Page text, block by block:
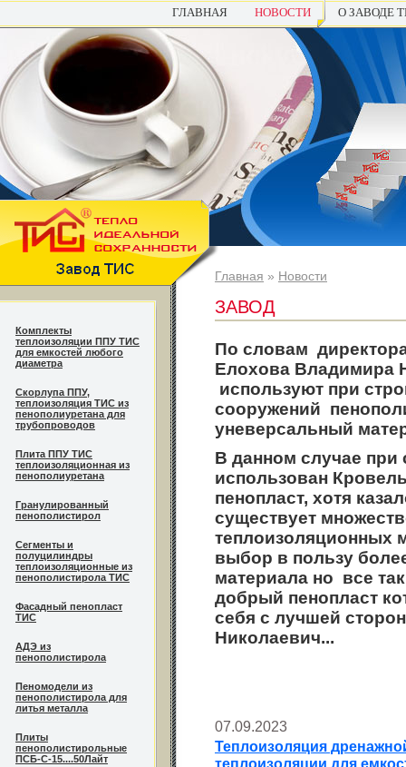
ГЛАВНАЯ НОВОСТИ О ЗАВОДЕ
Комплекты
теплоизоляции ППУ ТИС
для емкостей любого
диаметра
Cкорлупа ППУ,
теплоизоляция ТИС из
пенополиуретана для
трубопроводов
Плита ППУ ТИС
теплоизоляционная из
пенополиуретана
Гранулированный
пенополистирол
Сегменты и
полуцилиндры
теплоизоляционные из
пенополистирола ТИС
Фасадный пенопласт
ТИС
АДЭ из
пенополистирола
Пеномодели из
пенополистирола для
литья металла
Плиты
пенополистирольные
ПСБ-С-15....50Лайт
Главная » Новости
ЗАВОД
По словам
Елохова Владимира
используют при
сооружений
уневерсальный
В данном случае при
использован
пенопласт, хотя
существует
теплоизоляционных
выбор в пользу
материала но все
добрый пенопласт
себя с лучшей
Николаевич...
07.09.2023
Теплоизоляция
теплоизоляции для